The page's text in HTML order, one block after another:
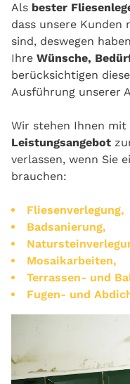
Als bester
dass unsere
sind, deswegen
Ihre Wünsche,
berücksichtigen
Ausführung unserer
Wir stehen Ihnen mit
Leistungsangebot
verlassen, wenn Sie
brauchen:
Fliesenverlegung,
Badsanierung,
Mosaikarbeiten,
Terrassen- und
Fugen- und